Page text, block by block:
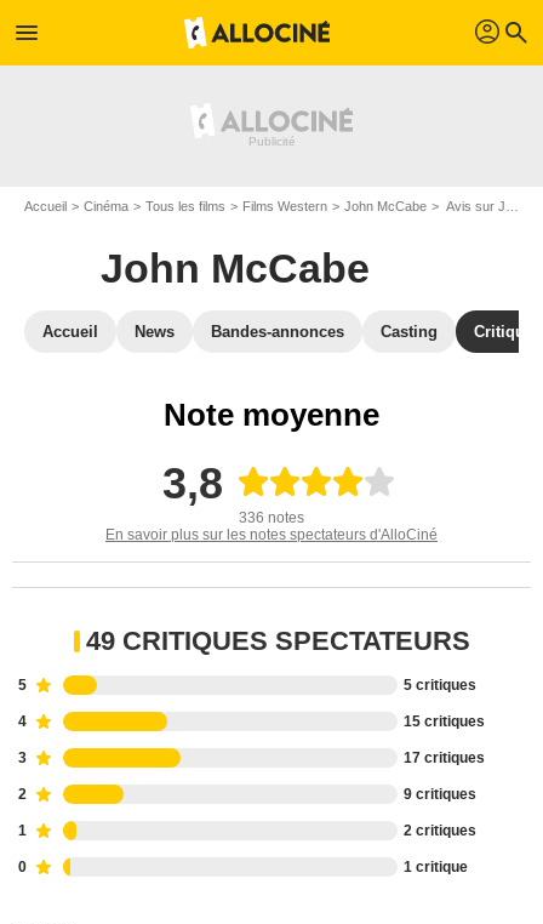
menu profil search
Accueil Cinéma Tous les films Films Western John McCabe Avis sur John McCabe
John McCabe
Accueil News Bandes-annonces Casting
Note moyenne
3,8
336 notes
En savoir plus sur les notes spectateurs d'AlloCiné
49 CRITIQUES SPECTATEURS
5 5 critiques
4 15 critiques
3 17 critiques
2 9 critiques
1 2 critiques
0 1 critique